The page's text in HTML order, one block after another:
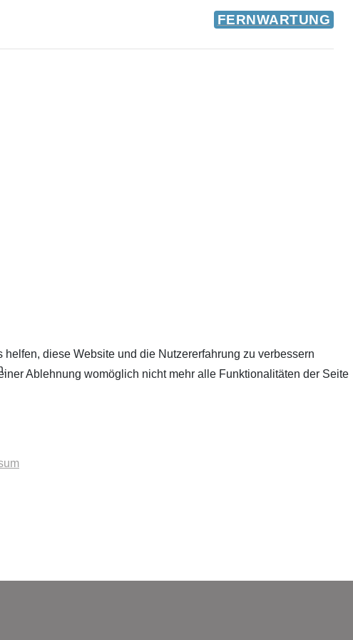
FERNWARTUNG
diese Website und die Nutzererfahrung zu verbessern
Ablehnung womöglich nicht mehr alle Funktionalitäten der Seite